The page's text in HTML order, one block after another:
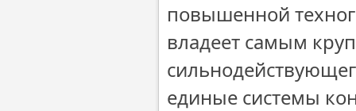
повышенной
владеет самым
единые системы